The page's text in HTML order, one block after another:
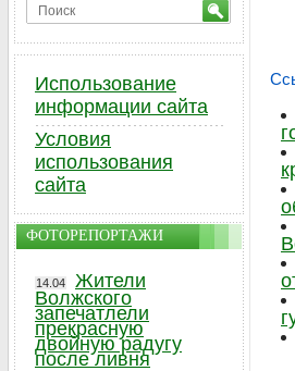
Использование
информации сайта
Условия
использования
сайта
ФОТОРЕПОРТАЖИ
14.04
Жители
Волжского
запечатлели
прекрасную
двойную радугу
после ливня